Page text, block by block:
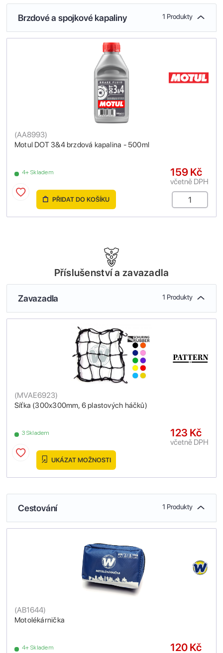
Brzdové a spojkové kapaliny 1 Produkty
Motul DOT 3&4 brzdová kapalina - 500ml
(AA8993)
4+ Skladem 159 Kč
včetně DPH
PŘIDAT DO KOŠÍKU
Příslušenství a zavazadla
Zavazadla 1 Produkty
Síťka (300x300mm, 6 plastových háčků)
(MVAE6923)
3 Skladem 123 Kč
včetně DPH
UKÁZAT MOŽNOSTI
Cestování 1 Produkty
Motolékárnička
(AB1644)
4+ Skladem 120 Kč